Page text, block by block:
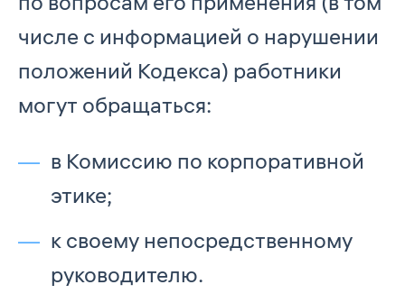
числе с информацией о нарушении
положений Кодекса) работники
могут обращаться:
в Комиссию по корпоративной
этике;
к своему непосредственному
руководителю.